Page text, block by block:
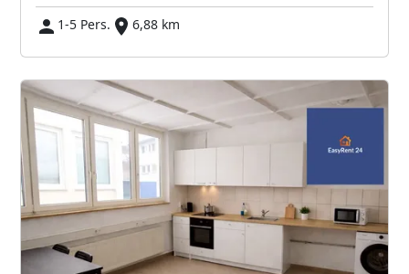
1-5 Pers.
6,88 km